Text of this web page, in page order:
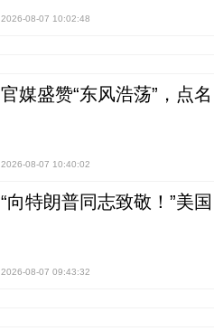
2026-08-07 10:02:48
官媒盛赞“东风浩荡”，点
2026-08-07 10:40:02
“向特朗普同志致敬！”美
2026-08-07 09:43:32